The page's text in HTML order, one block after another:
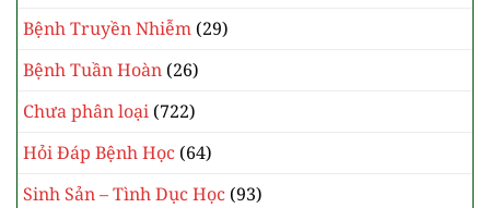
Bệnh Truyền Nhiễm (29)
Bệnh Tuần Hoàn (26)
Chưa phân loại (722)
Hỏi Đáp Bệnh Học (64)
Sinh Sản – Tình Dục Học (93)